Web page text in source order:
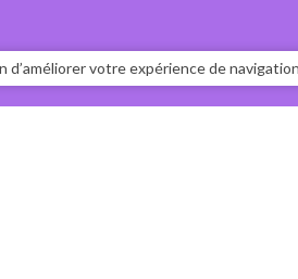
votre expérience de navigation